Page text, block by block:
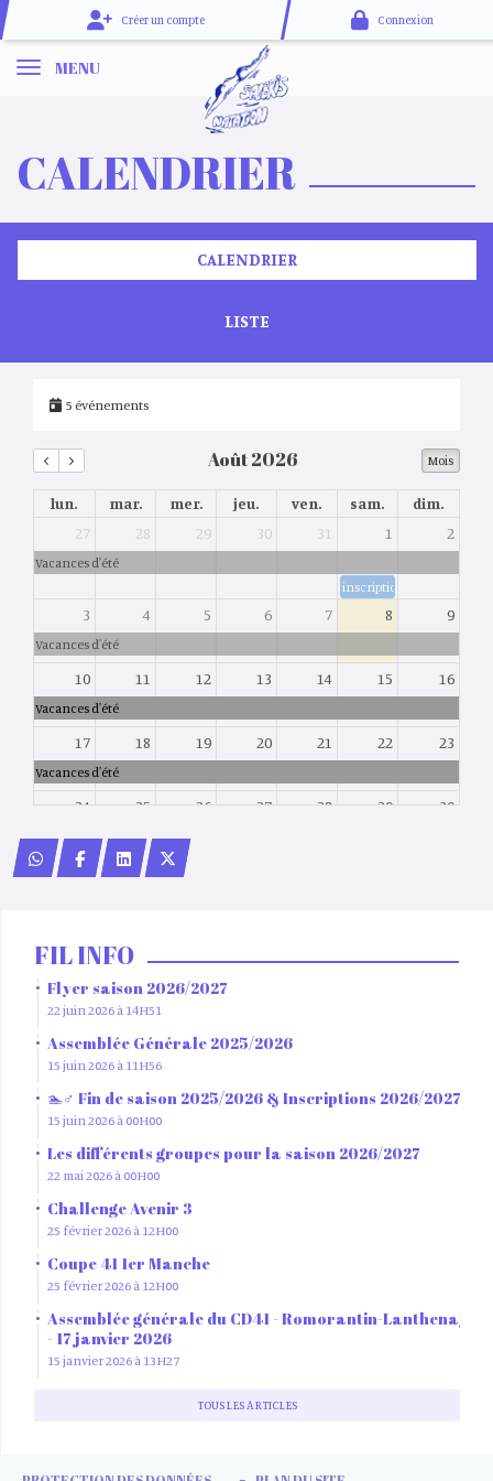
Créer un compte Connexion
MENU
CALENDRIER
CALENDRIER
LISTE
5 événements
Août 2026 Mois
lun. mar. mer. jeu. ven. sam.
dim.
27
Vacances d'été
28 29 30 31 1
inscription sur le site ou
2
3
Vacances d'été
4 5 6 7 8 9
10
Vacances d'été
11 12 13 14 15 16
17
Vacances d'été
18 19 20 21 22 23
24
Vacances d'été
25 26 27 28 29 30
31 1
FIL INFO
Flyer saison 2026/2027
22 juin 2026 à 14H51
Assemblée Générale 2025/2026
15 juin 2026 à 11H56
🏊♂️ Fin de saison 2025/2026 & Inscriptions 2026/2027
15 juin 2026 à 00H00
Les différents groupes pour la saison 2026/2027
22 mai 2026 à 00H00
Challenge Avenir 3
25 février 2026 à 12H00
Coupe 41 1er Manche
25 février 2026 à 12H00
Assemblée générale du CD41 - Romorantin-Lanthenay
- 17 janvier 2026
15 janvier 2026 à 13H27
TOUS LES ARTICLES
Panneau de gestion des cookies